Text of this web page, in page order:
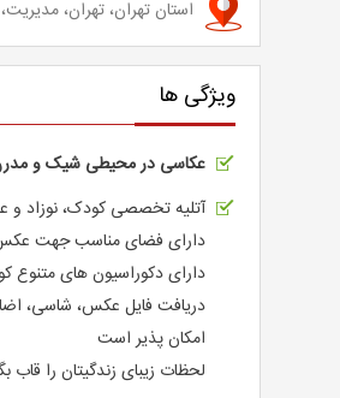
استان تهران، تهران، مدیریت،
ویژگی ها
عکاسی در محیطی شیک و
آتلیه تخصصی کودک، نوزاد
دارای فضای مناسب جهت عکس
دارای دکوراسیون های متنوع
دریافت فایل عکس، شاسی،
امکان پذیر است
لحظات زیبای زندگیتان را قاب